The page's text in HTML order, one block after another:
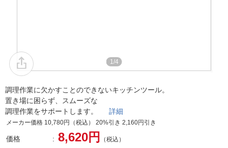
1/4
調理作業に欠かすことのできないキッチンツール。
置き場に困らず、スムーズな
調理作業をサポートします。 詳細
メーカー価格 10,780円（税込） 20%引き 2,160円引き
価格 8,620円 （税込）